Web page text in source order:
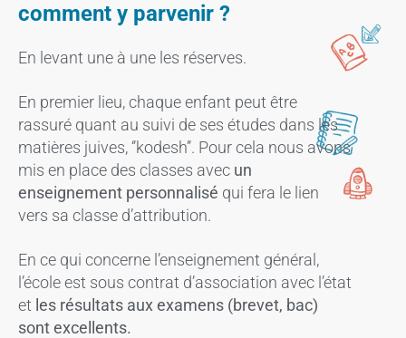
comment y parvenir ?
En levant une à une les réserves.
En premier lieu, chaque enfant peut être
rassuré quant au suivi de ses études dans les
matières juives, ‘’kodesh’’. Pour cela nous avons
mis en place des classes avec un
enseignement personnalisé qui fera le lien
vers sa classe d’attribution.
En ce qui concerne l’enseignement général,
l’école est sous contrat d’association avec l’état
et les résultats aux examens (brevet, bac)
sont excellents.